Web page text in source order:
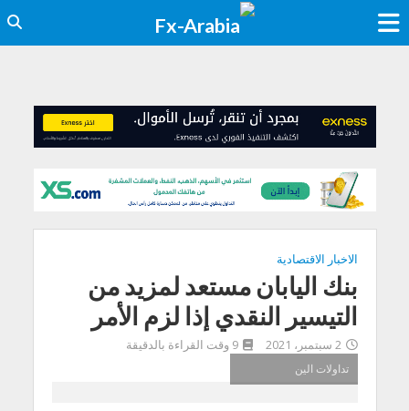
الاخبار الاقتصادية
بنك اليابان مستعد لمزيد من
التيسير النقدي إذا لزم الأمر
2 سبتمبر، 2021
9 وقت القراءة بالدقيقة
تداولات الين